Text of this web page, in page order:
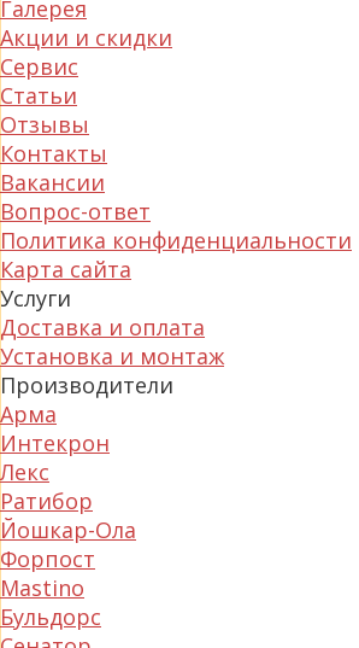
Галерея
Акции и скидки
Сервис
Статьи
Отзывы
Контакты
Вакансии
Вопрос-ответ
Политика конфиденциальности
Карта сайта
Услуги
Доставка и оплата
Установка и монтаж
Производители
Арма
Интекрон
Лекс
Ратибор
Йошкар-Ола
Форпост
Mastino
Бульдорс